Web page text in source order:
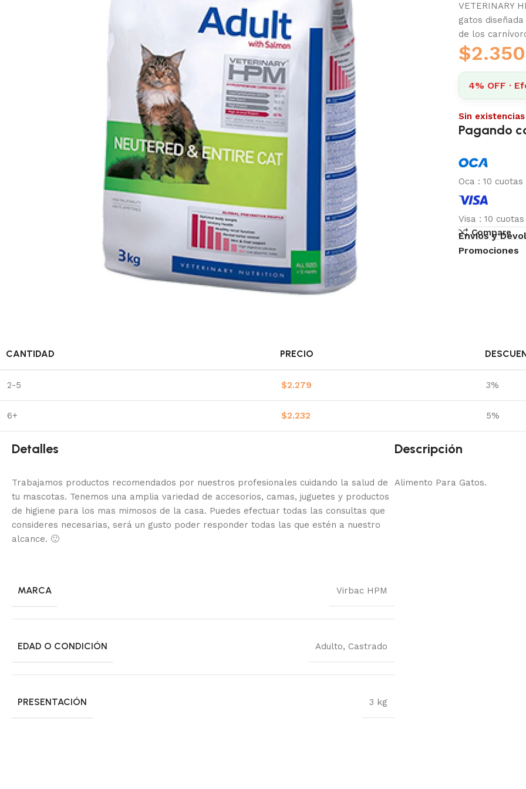
VETERINARY
gatos
de los
$2.350
4% OFF ·
Sin existencias
Pagando
Oca : 10
Visa : 10
Compare
Envíos y
Promociones
CANTIDAD PRECIO
2-5 $2.279 3%
6+ $2.232 5%
Detalles
Trabajamos productos recomendados por nuestros profesionales cuidando la salud de
tu mascotas. Tenemos una amplia variedad de accesorios, camas, juguetes y productos
de higiene para los mas mimosos de la casa. Puedes efectuar todas las consultas que
consideres necesarias, será un gusto poder responder todas las que estén a nuestro
alcance. 🙂
MARCA Virbac HPM
EDAD O CONDICIÓN Adulto, Castrado
PRESENTACIÓN 3 kg
Descripción
Alimento Para Gatos.